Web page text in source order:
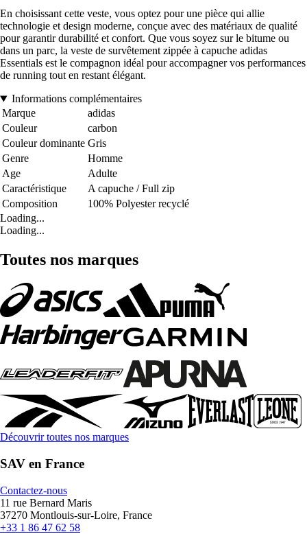
En choisissant cette veste, vous optez pour une pièce qui allie
technologie et design moderne, conçue avec des matériaux de qualité
pour garantir durabilité et confort. Que vous soyez sur le bitume ou
dans un parc, la veste de survêtement zippée à capuche adidas
Essentials est le compagnon idéal pour accompagner vos performances
de running tout en restant élégant.
Informations complémentaires
Marque
adidas
Couleur
carbon
Couleur dominante Gris
Genre
Homme
Age
Adulte
Caractéristique
A capuche / Full zip
Composition
100% Polyester recyclé
Loading...
Loading...
Toutes nos marques
Découvrir toutes nos marques
SAV en France
Contactez-nous
11 rue Bernard Maris
37270 Montlouis-sur-Loire, France
+33 1 86 47 62 58